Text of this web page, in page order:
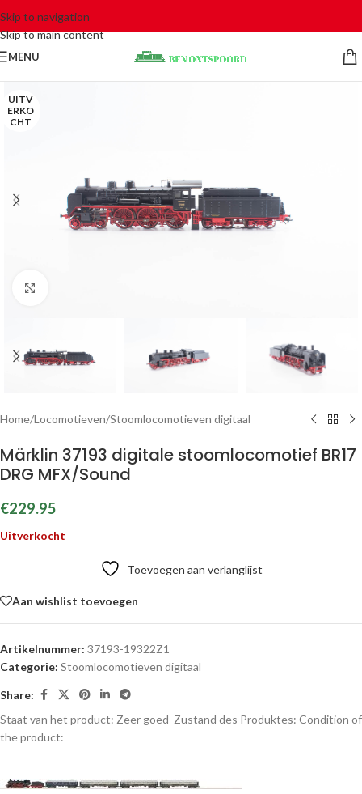
Skip to navigation
Skip to main content
MENU
UITV
ERKO
CHT
Home/Locomotieven/Stoomlocomotieven digitaal
Märklin 37193 digitale stoomlocomotief BR17
DRG MFX/Sound
€229.95
Uitverkocht
Toevoegen aan verlanglijst
Aan wishlist toevoegen
Artikelnummer: 37193-19322Z1
Categorie: Stoomlocomotieven digitaal
Share:
Staat van het product: Zeer goed Zustand des Produktes: Condition of
the product: